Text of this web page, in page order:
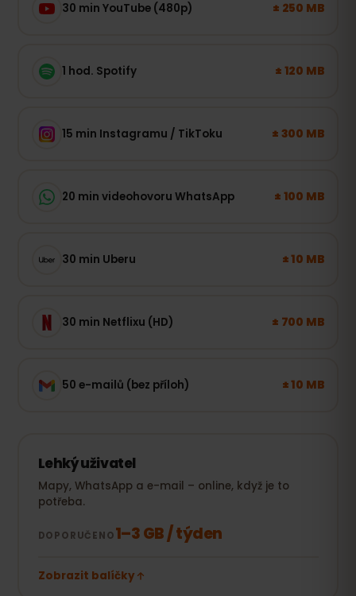
30 min YouTube (480p) ± 250 MB
1 hod. Spotify ± 120 MB
15 min Instagramu / TikToku ± 300 MB
20 min videohovoru WhatsApp ± 100 MB
30 min Uberu ± 10 MB
30 min Netflixu (HD) ± 700 MB
50 e-mailů (bez příloh) ± 10 MB
Lehký uživatel
Mapy, WhatsApp a e-mail – online, když je to
potřeba.
DOPORUČENO1–3 GB / týden
Zobrazit balíčky